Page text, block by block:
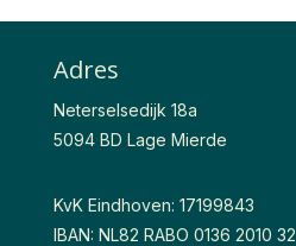
Adres
Neterselsedijk 18a
5094 BD Lage Mierde
KvK Eindhoven: 17199843
IBAN: NL82 RABO 0136 2010 32